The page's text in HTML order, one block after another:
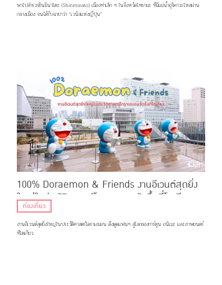
พาไปสำรวจชินมินาโตะ (Shinminato) เมืองท่าเล็ก ๆ ในจังหวัดโทยามะ ที่มีแม่น้ำอุจิคาวะไหลผ่าน
กลางเมือง จนได้รับฉายาว่า “เวนิสแห่งญี่ปุ่น”
100% Doraemon & Friends งานอีเวนต์สุดยิ่ง
ใหญ่ในประวัติศาสตร์โดราเอมอนจัดขึ้นที่โตเกียว
ท่องเที่ยว
งานอีเวนต์สุดยิ่งใหญ่ในประวัติศาสตร์โดราเอมอน ดึงดูดแฟนๆ สู่โลกของการ์ตูน อนิเมะ และภาพยนตร์
ที่โตเกียว